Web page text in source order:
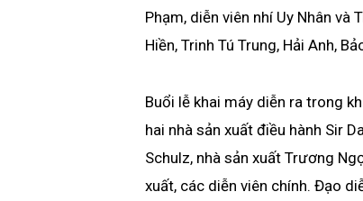
Phạm, diễn viên nhí Uy Nhân và
Hiền, Trinh Tú Trung, Hải Anh,
Buổi lễ khai máy diễn ra trong
hai nhà sản xuất điều hành Sir
Schulz, nhà sản xuất Trương
xuất, các diễn viên chính. Đạo